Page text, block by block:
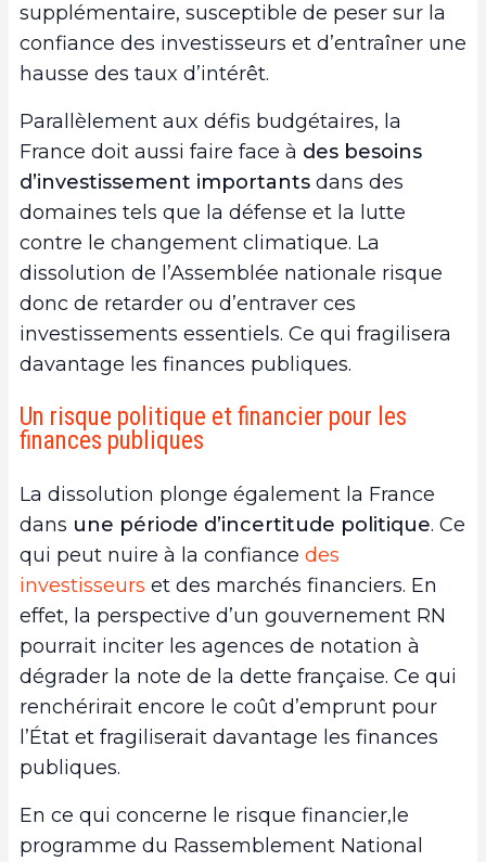
supplémentaire, susceptible de peser sur la
confiance des investisseurs et d’entraîner une
hausse des taux d’intérêt.
Parallèlement aux défis budgétaires, la
France doit aussi faire face à des besoins
d’investissement importants dans des
domaines tels que la défense et la lutte
contre le changement climatique. La
dissolution de l’Assemblée nationale risque
donc de retarder ou d’entraver ces
investissements essentiels. Ce qui fragilisera
davantage les finances publiques.
Un risque politique et financier pour les
finances publiques
La dissolution plonge également la France
dans une période d’incertitude politique. Ce
qui peut nuire à la confiance des
investisseurs et des marchés financiers. En
effet, la perspective d’un gouvernement RN
pourrait inciter les agences de notation à
dégrader la note de la dette française. Ce qui
renchérirait encore le coût d’emprunt pour
l’État et fragiliserait davantage les finances
publiques.
En ce qui concerne le risque financier,le
programme du Rassemblement National